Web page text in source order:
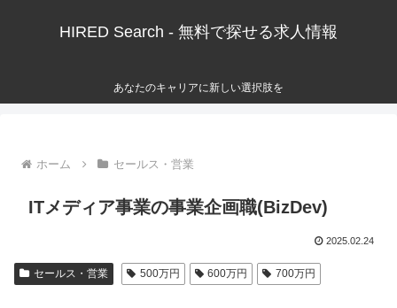
HIRED Search - 無料で探せる求人情報
あなたのキャリアに新しい選択肢を
ホーム セールス・営業
ITメディア事業の事業企画職(BizDev)
2025.02.24
セールス・営業 500万円 600万円 700万円